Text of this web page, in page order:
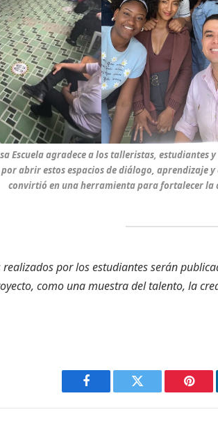
Escuelaagradece a los talleristas, estudiantes
abrir estos espacios de diálogo, aprendizaje
convirtió en una herramienta para fortalecer la
realizados por los estudiantes serán
como una muestra del talento, la
Facebook Twitter